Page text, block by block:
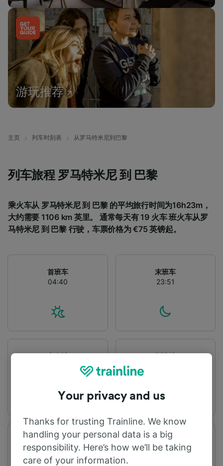
游玩推荐
主页 列车时刻表 从罗马特米尼到巴黎
列车旅程 罗马特米尼 到 巴黎
乘火车从 罗马特米尼 到 巴黎 的平均旅行时间为16h23m，
大约需要 1106 km 英里。 通常每天有 19 火车 班火车从罗
马特米尼 到 巴黎 行驶，车票价格为 €75 英镑起。
首班车
04:40
末班车
23:51
出发站
到达站
旅程时间
从11h29m
距离
1106 km
Your privacy and us
Thanks for trusting Trainline. We know
handling your personal data is a big
responsibility. Here’s how we’ll be taking
care of your information.